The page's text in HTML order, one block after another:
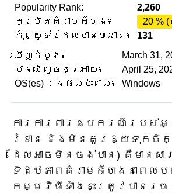
Popularity Rank:
2,260
កម្រិតគំរាមកំហែង៖
20 %
កុំព្យូទ័រដែលមានមេរោគ៖
131
ឃើញដំបូង៖
March 31,
បានឃើញចុងក្រោយ៖
April 25,
OS(es) រងផលប៉ះពាល់៖
Windows
ការការពារឧបករណ៍របស់អ្
រំខាន និងមិនគួរឱ្យទុកចិ
ដែលអាចមិនចង់បាន) គឺមានសា
ទិដ្ឋភាពគំរាមកំហែងនាពេ
កម្មវិធីទាំងនេះត្រូវបានរចន